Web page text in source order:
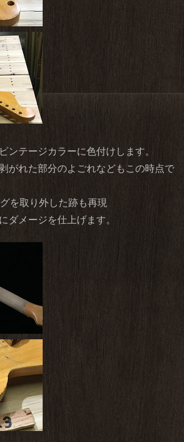
ンテージカラーに色付けします。
がれた部分のよごれなどもこの時点で
を取り外した跡も再現
ダメージを仕上げます。